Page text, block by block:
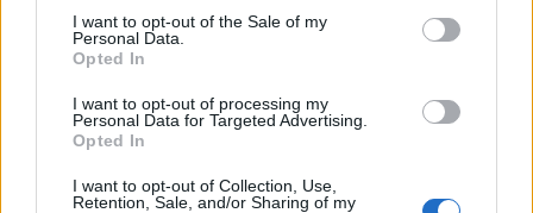
consent section.
I want to opt-out of the Sale of my
Personal Data.
Opted In
I want to opt-out of processing my
Personal Data for Targeted Advertising.
Opted In
I want to opt-out of Collection, Use,
Retention, Sale, and/or Sharing of my
Még több zöld, még több virág és új